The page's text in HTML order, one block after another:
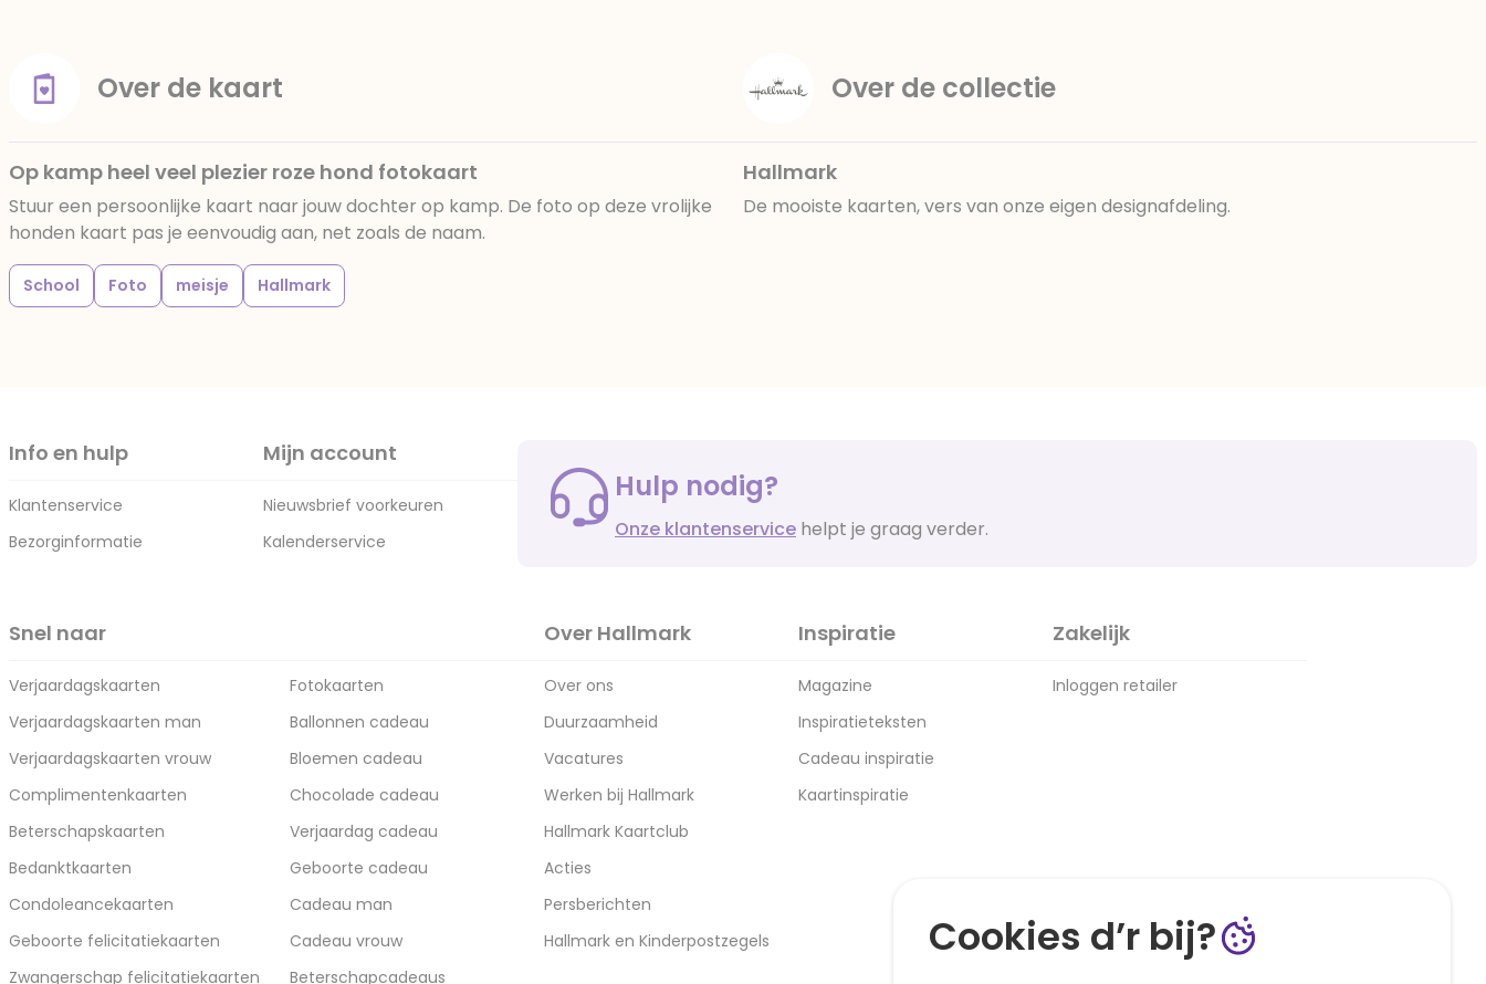
Over de kaart
Op kamp heel veel plezier roze hond fotokaart
Stuur een persoonlijke kaart naar jouw dochter op kamp. De foto op deze vrolijke
honden kaart pas je eenvoudig aan, net zoals de naam.
School Foto meisje Hallmark
Over de collectie
Hallmark
De mooiste kaarten, vers van onze eigen designafdeling.
Info en hulp
Klantenservice
Bezorginformatie
Mijn account
Nieuwsbrief voorkeuren
Kalenderservice
Hulp nodig?
Onze klantenservice helpt je graag verder.
Snel naar
Verjaardagskaarten
Verjaardagskaarten man
Verjaardagskaarten vrouw
Complimentenkaarten
Beterschapskaarten
Bedanktkaarten
Condoleancekaarten
Geboorte felicitatiekaarten
Zwangerschap felicitatiekaarten
Fotokaarten
Ballonnen cadeau
Bloemen cadeau
Chocolade cadeau
Verjaardag cadeau
Geboorte cadeau
Cadeau man
Cadeau vrouw
Beterschapcadeaus
Over Hallmark
Over ons
Duurzaamheid
Vacatures
Werken bij Hallmark
Hallmark Kaartclub
Acties
Persberichten
Hallmark en Kinderpostzegels
Inspiratie
Magazine
Inspiratieteksten
Cadeau inspiratie
Kaartinspiratie
Zakelijk
Inloggen retailer
Cookies d’r bij?